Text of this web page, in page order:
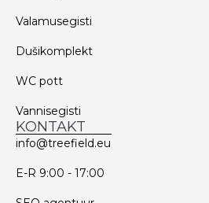
Valamusegisti
Dušikomplekt
WC pott
Vannisegisti
KONTAKT
info@treefield.eu
E-R 9:00 - 17:00